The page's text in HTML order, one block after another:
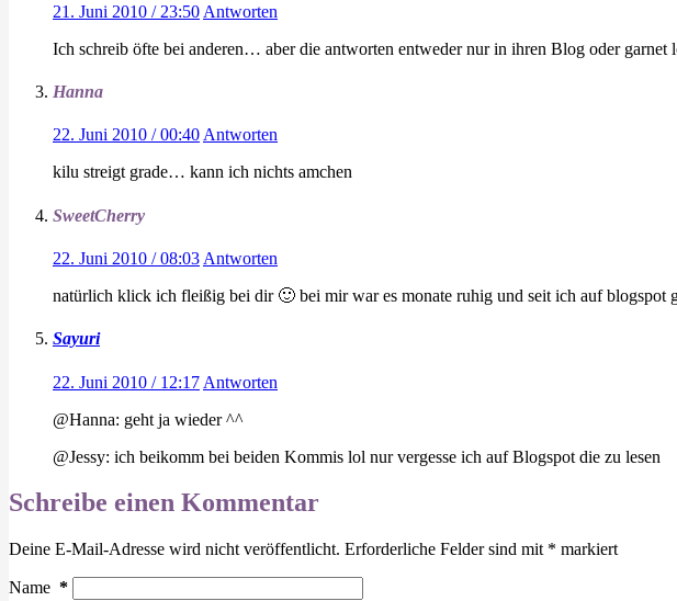
21. Juni 2010 / 23:50 Antworten
Ich schreib öfte bei anderen… aber die antworten entweder nur in ihren Blog oder garnet
Hanna
22. Juni 2010 / 00:40Antworten
kilu streigt grade… kann ich nichts amchen
SweetCherry
22. Juni 2010 / 08:03 Antworten
natürlich klick ich fleißig bei dir 🙂 bei mir war es monate ruhig und seit ich auf
Sayuri
22. Juni 2010 / 12:17 Antworten
@Hanna: geht ja wieder ^^
@Jessy: ich beikomm bei beiden Kommis lol nur vergesse ich auf Blogspot die zu lesen
Schreibe einen Kommentar
Deine E-Mail-Adresse wird nicht veröffentlicht. Erforderliche Felder sind mit * markiert
Name *